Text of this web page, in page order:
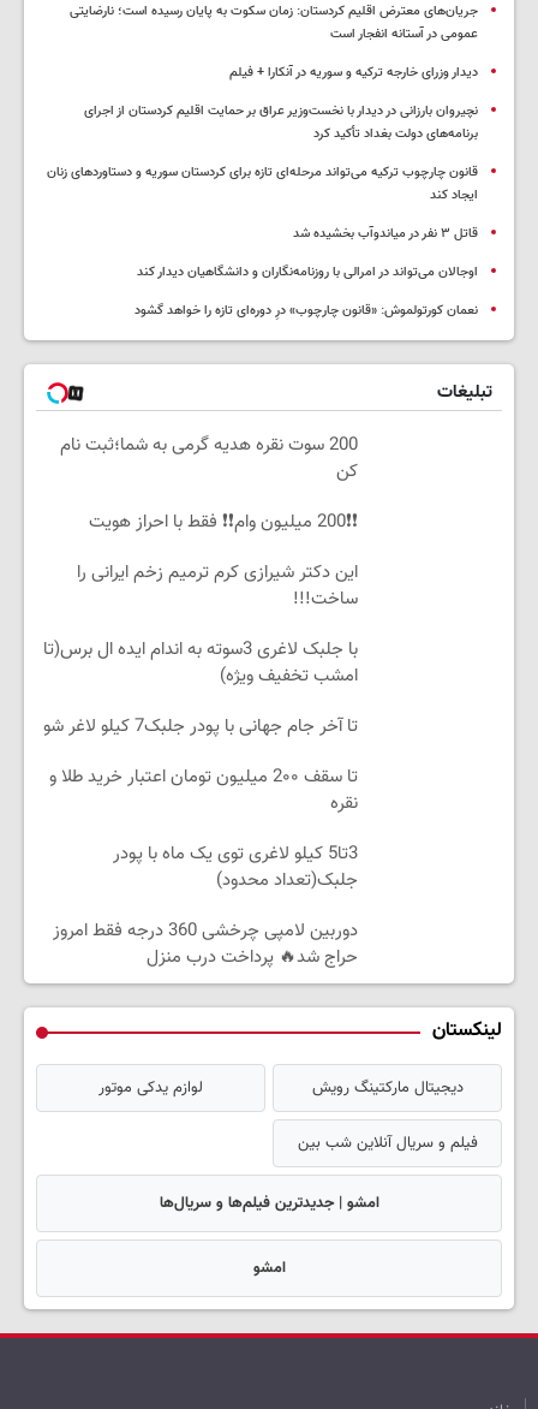
جریان‌های معترض اقلیم کردستان: زمان سکوت به پایان رسیده است؛ نارضایتی
عمومی در آستانه انفجار است
دیدار وزرای خارجه ترکیه و سوریه در آنکارا + فیلم
نچیروان بارزانی در دیدار با نخست‌وزیر عراق بر حمایت اقلیم کردستان از اجرای
برنامه‌های دولت بغداد تأکید کرد
قانون چارچوب ترکیه می‌تواند مرحله‌ای تازه برای کردستان سوریه و دستاوردهای زنان
ایجاد کند
قاتل ٣ نفر در میاندوآب بخشیده شد
اوجالان می‌تواند در امرالی با روزنامه‌نگاران و دانشگاهیان دیدار کند
نعمان کورتولموش: «قانون چارچوب» درِ دوره‌ای تازه را خواهد گشود
تبلیغات
200 سوت نقره هدیه گرمی به شما؛ثبت نام
کن
❗❗200 میلیون وام❗❗ فقط با احراز هویت
این دکتر شیرازی کرم ترمیم زخم ایرانی را
ساخت!!!
با جلبک لاغری 3سوته به اندام ایده ال برس(تا
امشب تخفیف ویژه)
تا آخر جام جهانی با پودر جلبک7 کیلو لاغر شو
تا سقف 2۰۰ میلیون تومان اعتبار خرید طلا و
نقره
3تا5 کیلو لاغری توی یک ماه با پودر
جلبک(تعداد محدود)
دوربین لامپی چرخشی 360 درجه فقط امروز
حراج شد🔥 پرداخت درب منزل
لینکستان
دیجیتال مارکتینگ رویش لوازم یدکی موتور
فیلم و سریال آنلاین شب بین
امشو | جدیدترین فیلم‌ها و سریال‌ها
امشو